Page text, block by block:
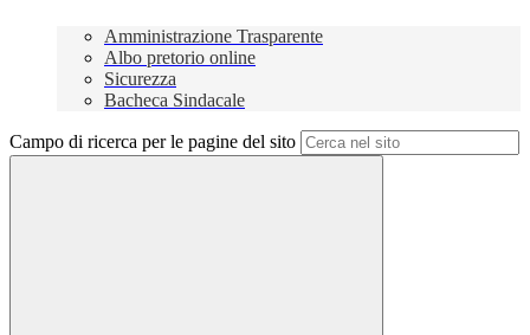
Amministrazione Trasparente
Albo pretorio online
Sicurezza
Bacheca Sindacale
Campo di ricerca per le pagine del sito